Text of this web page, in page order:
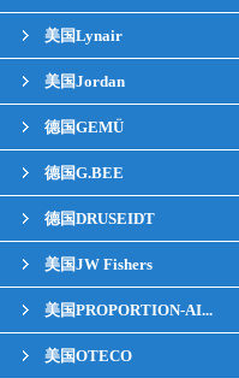
美国Lynair
美国Jordan
德国GEMÜ
德国G.BEE
德国DRUSEIDT
美国JW Fishers
美国PROPORTION-AI...
美国OTECO